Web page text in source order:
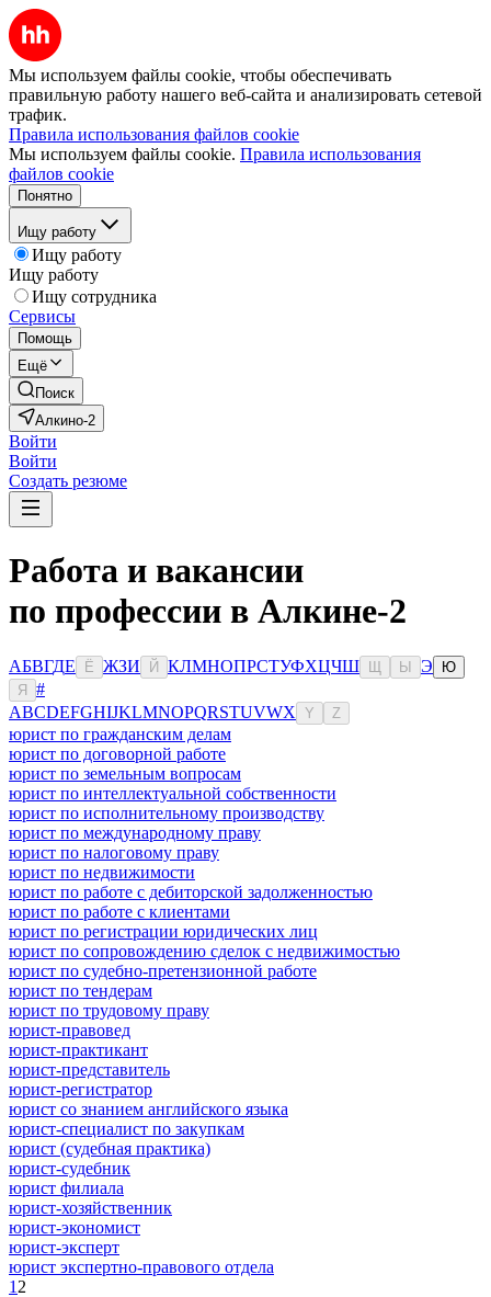
Мы используем файлы cookie, чтобы обеспечивать
правильную работу нашего веб-сайта и анализировать сетевой
трафик.
Правила использования файлов cookie
Мы используем файлы cookie. Правила использования
файлов cookie
Понятно
Ищу работу
Ищу работу
Ищу работу
Ищу сотрудника
Сервисы
Помощь
Ещё
Поиск
Алкино-2
Войти
Войти
Создать резюме
Работа и вакансии
по профессии в Алкине-2
АБВГДЕ Ё ЖЗИ Й КЛМНОПРСТУФХЦЧШ Ы Э
Ю
Я
#
ABCDEFGHIJKLMNOPQRSTUVWX Y Z
юрист по гражданским делам
юрист по договорной работе
юрист по земельным вопросам
юрист по интеллектуальной собственности
юрист по исполнительному производству
юрист по международному праву
юрист по налоговому праву
юрист по недвижимости
юрист по работе с дебиторской задолженностью
юрист по работе с клиентами
юрист по регистрации юридических лиц
юрист по сопровождению сделок с недвижимостью
юрист по судебно-претензионной работе
юрист по тендерам
юрист по трудовому праву
юрист-правовед
юрист-практикант
юрист-представитель
юрист-регистратор
юрист со знанием английского языка
юрист-специалист по закупкам
юрист (судебная практика)
юрист-судебник
юрист филиала
юрист-хозяйственник
юрист-экономист
юрист-эксперт
юрист экспертно-правового отдела
1 2